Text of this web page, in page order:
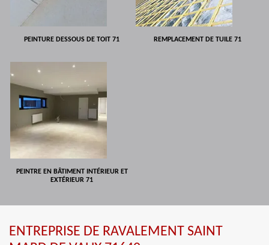
PEINTURE DESSOUS DE TOIT 71 REMPLACEMENT DE TUILE 71
PEINTRE EN BÂTIMENT INTÉRIEUR ET
EXTÉRIEUR 71
ENTREPRISE DE RAVALEMENT SAINT